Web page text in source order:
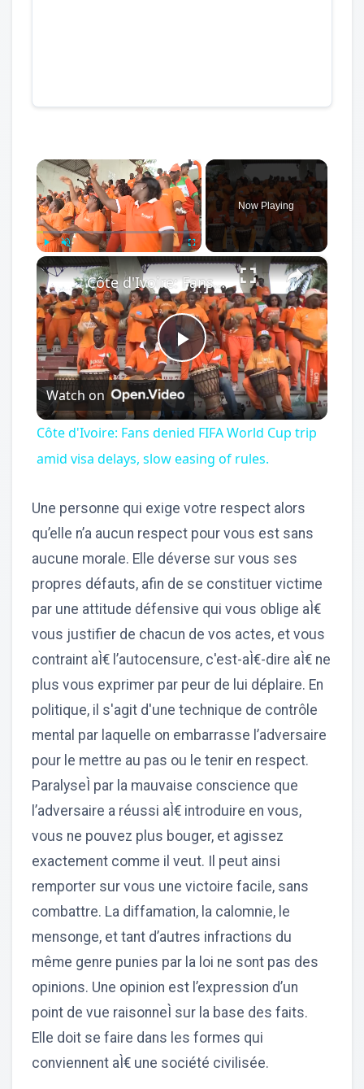
×
Now Playing
×
Play
Video
Côte d'Ivoire: Fans denied FIFA World Cup trip amid visa delays, slow easing of rules.
Watch on
Côte d'Ivoire: Fans denied FIFA World Cup trip
amid visa delays, slow easing of rules.
Une personne qui exige votre respect alors
qu’elle n’a aucun respect pour vous est sans
aucune morale. Elle déverse sur vous ses
propres défauts, afin de se constituer victime
par une attitude défensive qui vous oblige aÌ€
vous justifier de chacun de vos actes, et vous
contraint aÌ€ l’autocensure, c'est-aÌ€-dire aÌ€ ne
plus vous exprimer par peur de lui déplaire. En
politique, il s'agit d'une technique de contrôle
mental par laquelle on embarrasse l’adversaire
pour le mettre au pas ou le tenir en respect.
ParalyseÌ par la mauvaise conscience que
l’adversaire a réussi aÌ€ introduire en vous,
vous ne pouvez plus bouger, et agissez
exactement comme il veut. Il peut ainsi
remporter sur vous une victoire facile, sans
combattre. La diffamation, la calomnie, le
mensonge, et tant d’autres infractions du
même genre punies par la loi ne sont pas des
opinions. Une opinion est l’expression d’un
point de vue raisonneÌ sur la base des faits.
Elle doit se faire dans les formes qui
conviennent aÌ€ une société civilisée.